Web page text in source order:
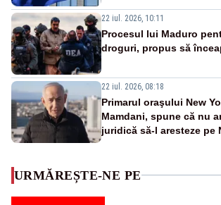
22 iul. 2026, 10:11
Procesul lui Maduro
droguri, propus să
22 iul. 2026, 08:18
Primarul oraşului New
Mamdani, spune că nu
juridică să-l aresteze pe
URMĂREȘTE-NE PE